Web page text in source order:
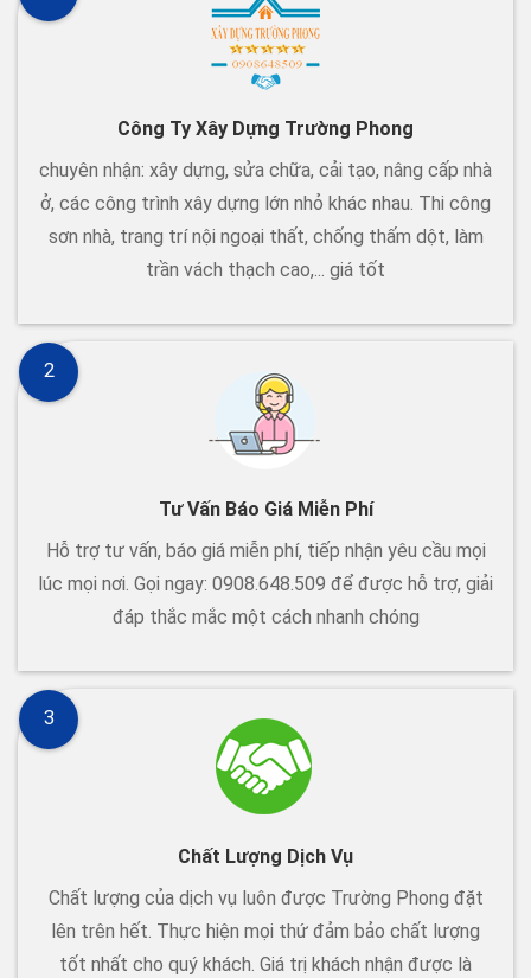
Công Ty Xây Dựng Trường Phong
chuyên nhận: xây dựng, sửa chữa, cải tạo, nâng cấp nhà
ở, các công trình xây dựng lớn nhỏ khác nhau. Thi công
sơn nhà, trang trí nội ngoại thất, chống thấm dột, làm
trần vách thạch cao,... giá tốt
Tư Vấn Báo Giá Miễn Phí
Hỗ trợ tư vấn, báo giá miễn phí, tiếp nhận yêu cầu mọi
lúc mọi nơi. Gọi ngay: 0908.648.509 để được hỗ trợ, giải
đáp thắc mắc một cách nhanh chóng
2
Chất Lượng Dịch Vụ
Chất lượng của dịch vụ luôn được Trường Phong đặt
lên trên hết. Thực hiện mọi thứ đảm bảo chất lượng
tốt nhất cho quý khách. Giá trị khách nhận được là
3